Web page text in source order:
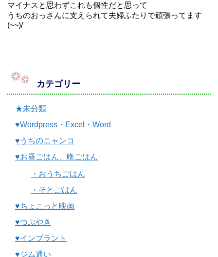
マイナスと思わずこれも個性だと思って
うちのおっさんに支えられて夫婦ふたりで頑張ってます
(~~)/
カテゴリー
★未分類
♥Wordpress・Excel・Word
♥うちのニャンコ
♥お昼ごはん、晩ごはん
・おうちごはん
・そとごはん
♥ちょこっと映画
♥つぶやき
♥インプラント
♥ジム通い